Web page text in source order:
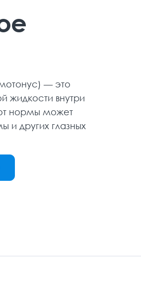
— это
жидкости внутри
от нормы может
и других глазных